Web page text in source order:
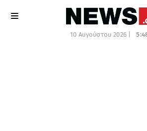
10 Αυγούστου 2026 |